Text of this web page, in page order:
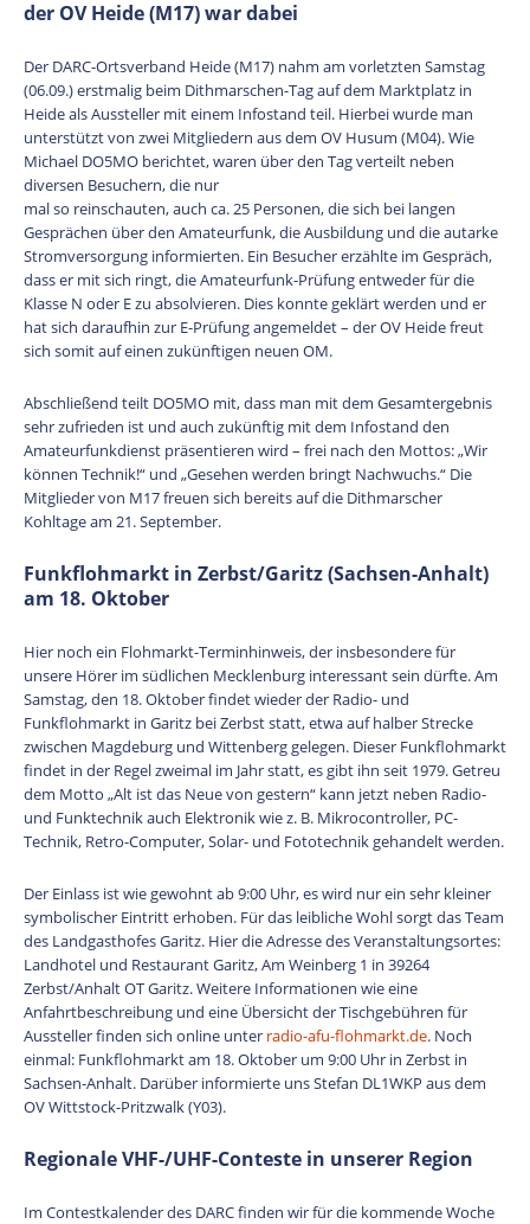
der OV Heide (M17) war dabei
Der DARC-Ortsverband Heide (M17) nahm am vorletzten Samstag
(06.09.) erstmalig beim Dithmarschen-Tag auf dem Marktplatz in
Heide als Aussteller mit einem Infostand teil. Hierbei wurde man
unterstützt von zwei Mitgliedern aus dem OV Husum (M04). Wie
Michael DO5MO berichtet, waren über den Tag verteilt neben
diversen Besuchern, die nur
mal so reinschauten, auch ca. 25 Personen, die sich bei langen
Gesprächen über den Amateurfunk, die Ausbildung und die autarke
Stromversorgung informierten. Ein Besucher erzählte im Gespräch,
dass er mit sich ringt, die Amateurfunk-Prüfung entweder für die
Klasse N oder E zu absolvieren. Dies konnte geklärt werden und er
hat sich daraufhin zur E-Prüfung angemeldet – der OV Heide freut
sich somit auf einen zukünftigen neuen OM.
Abschließend teilt DO5MO mit, dass man mit dem Gesamtergebnis
sehr zufrieden ist und auch zukünftig mit dem Infostand den
Amateurfunkdienst präsentieren wird – frei nach den Mottos: „Wir
können Technik!“ und „Gesehen werden bringt Nachwuchs.“ Die
Mitglieder von M17 freuen sich bereits auf die Dithmarscher
Kohltage am 21. September.
Funkflohmarkt in Zerbst/Garitz (Sachsen-Anhalt)
am 18. Oktober
Hier noch ein Flohmarkt-Terminhinweis, der insbesondere für
unsere Hörer im südlichen Mecklenburg interessant sein dürfte. Am
Samstag, den 18. Oktober findet wieder der Radio- und
Funkflohmarkt in Garitz bei Zerbst statt, etwa auf halber Strecke
zwischen Magdeburg und Wittenberg gelegen. Dieser Funkflohmarkt
findet in der Regel zweimal im Jahr statt, es gibt ihn seit 1979. Getreu
dem Motto „Alt ist das Neue von gestern“ kann jetzt neben Radio-
und Funktechnik auch Elektronik wie z. B. Mikrocontroller, PC-
Technik, Retro-Computer, Solar- und Fototechnik gehandelt werden.
Der Einlass ist wie gewohnt ab 9:00 Uhr, es wird nur ein sehr kleiner
symbolischer Eintritt erhoben. Für das leibliche Wohl sorgt das Team
des Landgasthofes Garitz. Hier die Adresse des Veranstaltungsortes:
Landhotel und Restaurant Garitz, Am Weinberg 1 in 39264
Zerbst/Anhalt OT Garitz. Weitere Informationen wie eine
Anfahrtbeschreibung und eine Übersicht der Tischgebühren für
Aussteller finden sich online unter radio-afu-flohmarkt.de. Noch
einmal: Funkflohmarkt am 18. Oktober um 9:00 Uhr in Zerbst in
Sachsen-Anhalt. Darüber informierte uns Stefan DL1WKP aus dem
OV Wittstock-Pritzwalk (Y03).
Regionale VHF-/UHF-Conteste in unserer Region
Im Contestkalender des DARC finden wir für die kommende Woche